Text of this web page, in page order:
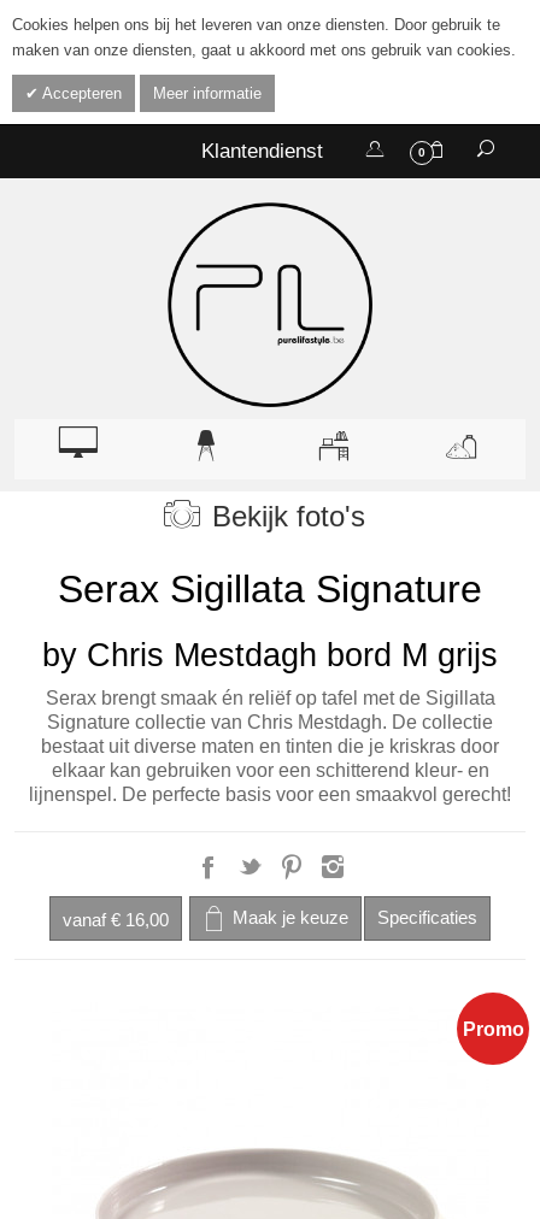
Cookies helpen ons bij het leveren van onze diensten. Door gebruik te
maken van onze diensten, gaat u akkoord met ons gebruik van cookies.
Accepteren Meer informatie
0
Klantendienst
Bekijk foto's
Serax Sigillata Signature
by Chris Mestdagh bord M grijs
Serax brengt smaak én reliëf op tafel met de Sigillata
Signature collectie van Chris Mestdagh. De collectie
bestaat uit diverse maten en tinten die je kriskras door
elkaar kan gebruiken voor een schitterend kleur- en
lijnenspel. De perfecte basis voor een smaakvol gerecht!
vanaf € 16,00
Promo